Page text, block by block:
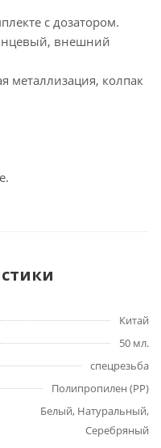
с дозатором.
внешний
металлизация, колпак
Китай
50 мл.
спецрезьба
Полипропилен (PP)
Белый, Натуральный,
Серебряный